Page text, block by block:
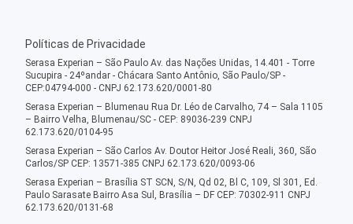
Políticas de Privacidade
Serasa Experian – São Paulo Av. das Nações Unidas, 14.401 - Torre
Sucupira - 24ºandar - Chácara Santo Antônio, São Paulo/SP -
CEP:04794-000 - CNPJ 62.173.620/0001-80
Serasa Experian – Blumenau Rua Dr. Léo de Carvalho, 74 – Sala 1105
– Bairro Velha, Blumenau/SC - CEP: 89036-239 CNPJ
62.173.620/0104-95
Serasa Experian – São Carlos Av. Doutor Heitor José Reali, 360, São
Carlos/SP CEP: 13571-385 CNPJ 62.173.620/0093-06
Serasa Experian – Brasília ST SCN, S/N, Qd 02, Bl C, 109, Sl 301, Ed.
Paulo Sarasate Bairro Asa Sul, Brasília – DF CEP: 70302-911 CNPJ
62.173.620/0131-68